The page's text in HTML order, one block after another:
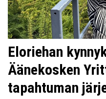
Eloriehan
Äänekosken
tapahtuman